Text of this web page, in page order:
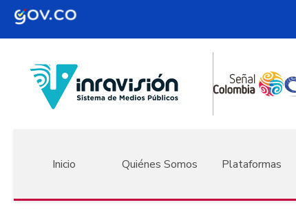
Pasar al contenido principal
Inicio Quiénes Somos Plataformas